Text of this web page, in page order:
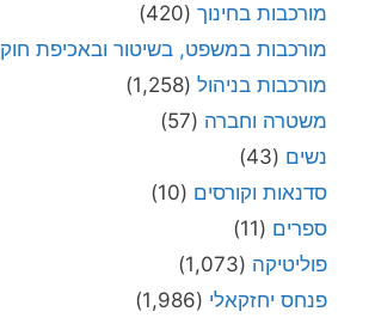
מורכבות בחינוך (420)
מורכבות במשפט, בשיטור ובאכיפת חוק
מורכבות בניהול (1,258)
משטרה וחברה (57)
נשים (43)
סדנאות וקורסים (10)
ספרים (11)
פוליטיקה (1,073)
פנחס יחזקאלי (1,986)